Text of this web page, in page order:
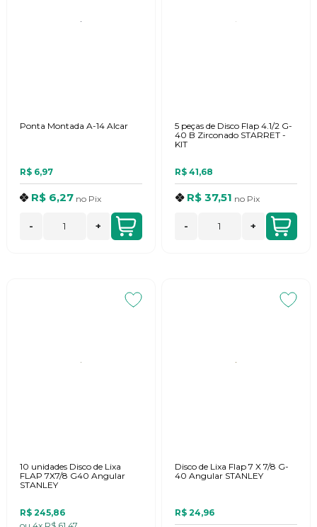
Ponta Montada A-14 Alcar
R$ 6,97
R$ 6,27 no Pix
- +
5 peças de Disco Flap 4.1/2 G-
40 B Zirconado STARRET -
KIT
R$ 41,68
R$ 37,51 no Pix
- +
10 unidades Disco de Lixa
FLAP 7X7/8 G40 Angular
STANLEY
R$ 245,86
Disco de Lixa Flap 7 X 7/8 G-
40 Angular STANLEY
R$ 24,96